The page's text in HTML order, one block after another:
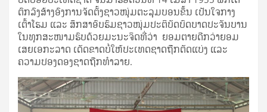
ຕົກລົງສ້າງອົງການຈັດຕັ້ງຊາວໜຸ່ມຕະລຸມບອນຂຶ້ນ ເປັນໃຈກາງ
ເຕົ້າໂຮມ ແລະ ສຶກສາອົບຮົມຊາວໜຸ່ມປະຕິບັດບົດບາດປະຈັນບານ
ໃນທຸກສະໜາມຮົບດ້ວຍມະນະຈິດທີ່ວ່າ ຍອມຕາຍດີກວ່າຍອມ
ເສຍເອກະລາດ ເດັດຂາດບໍ່ໃຫ້ປະເທດຊາດຖືກຕັດແບ່ງ ແລະ
ຄວາມປອງດອງຊາດຖືກທຳລາຍ.